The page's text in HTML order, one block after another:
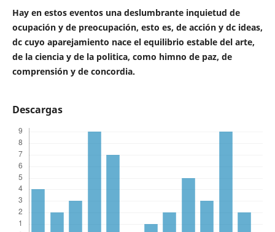
Hay en estos eventos una deslumbrante inquietud de
ocupación y de preocupación, esto es, de acción y dc ideas,
dc cuyo aparejamiento nace el equilibrio estable del arte,
de la ciencia y de la politica, como himno de paz, de
comprensión y de concordia.
Descargas